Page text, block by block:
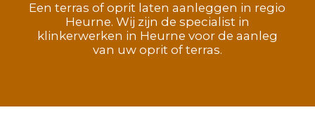
Een terras of oprit laten aanleggen in regio
Heurne. Wij zijn de specialist in
klinkerwerken in Heurne voor de aanleg
van uw oprit of terras.